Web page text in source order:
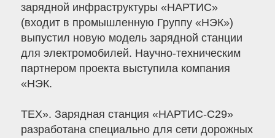
зарядной инфраструктуры «НАРТИС»
(входит в промышленную Группу «НЭК»)
выпустил новую модель зарядной станции
для электромобилей. Научно-техническим
партнером проекта выступила компания
«НЭК.
ТЕХ». Зарядная станция «НАРТИС-С29»
разработана специально для сети дорожных